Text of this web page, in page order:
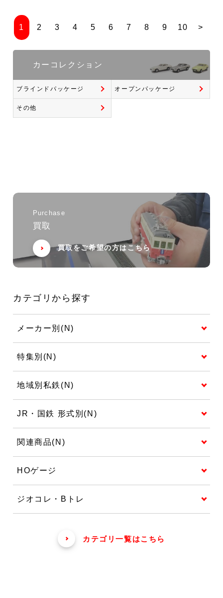
1 2 3 4 5 6 7 8 9 10 >
カーコレクション
ブラインドパッケージ オープンパッケージ
その他
Purchase
買取
買取をご希望の方はこちら
カテゴリから探す
メーカー別(N)
特集別(N)
地域別私鉄(N)
JR・国鉄 形式別(N)
関連商品(N)
HOゲージ
ジオコレ・Bトレ
カテゴリ一覧はこちら